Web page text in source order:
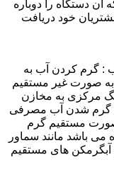
دستگاه را دوباره
خود دریافت
: گرم کردن آب به
صورت غیر مستقیم
مرکزی به مخازن
گرم شدن آب مصرفی
مستقیم گرم
باشد مانند سماور
آبگرمکن های مستقیم